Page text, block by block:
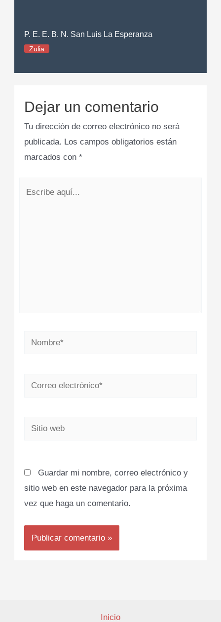
P. E. E. B. N. San Luis La Esperanza
Zulia
Dejar un comentario
Tu dirección de correo electrónico no será
publicada. Los campos obligatorios están
marcados con*
Nombre*
Correo
Sitio
Guardar mi nombre, correo electrónico y
sitio web en este navegador para la próxima
vez que haga un comentario.
Inicio